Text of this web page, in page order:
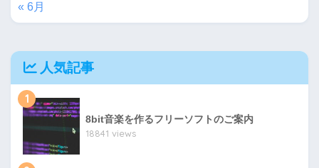
« 6月
人気記事
1
8bit音楽を作るフリーソフトのご案内
18841 views